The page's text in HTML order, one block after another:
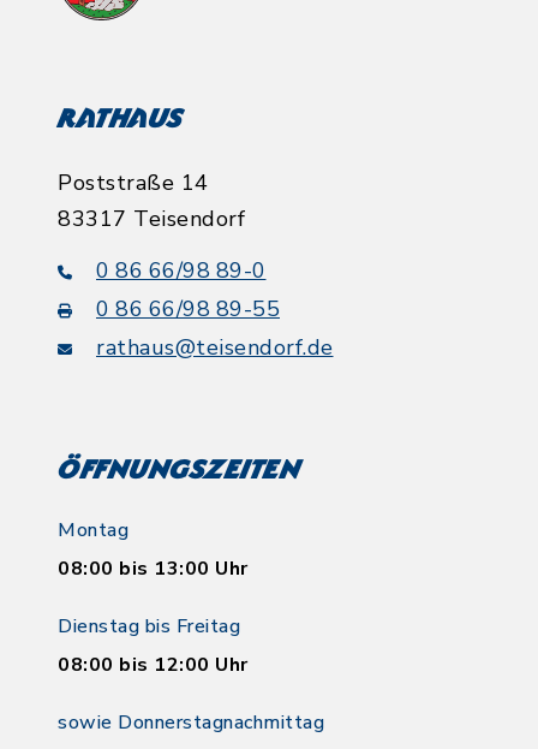
Rathaus
Poststraße 14
83317 Teisendorf
0 86 66/98 89-0
0 86 66/98 89-55
rathaus@teisendorf.de
Öffnungszeiten
Montag
08:00 bis 13:00 Uhr
Dienstag bis Freitag
08:00 bis 12:00 Uhr
sowie Donnerstagnachmittag